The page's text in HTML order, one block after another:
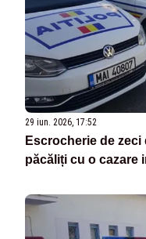
29 iun. 2026, 17:52
Escrocherie de
păcăliți cu o cazare